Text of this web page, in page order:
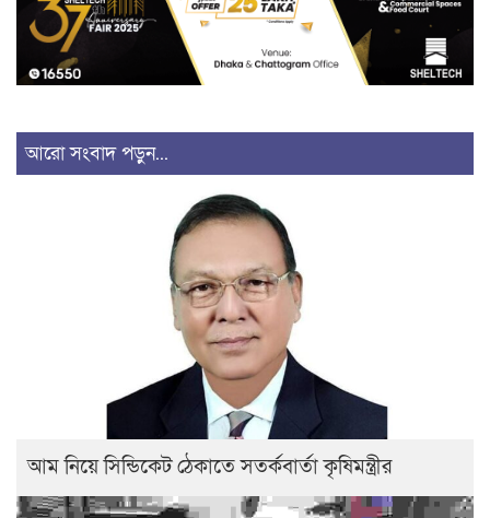
আরো সংবাদ পড়ুন...
আম নিয়ে সিন্ডিকেট ঠেকাতে সতর্কবার্তা কৃষিমন্ত্রীর